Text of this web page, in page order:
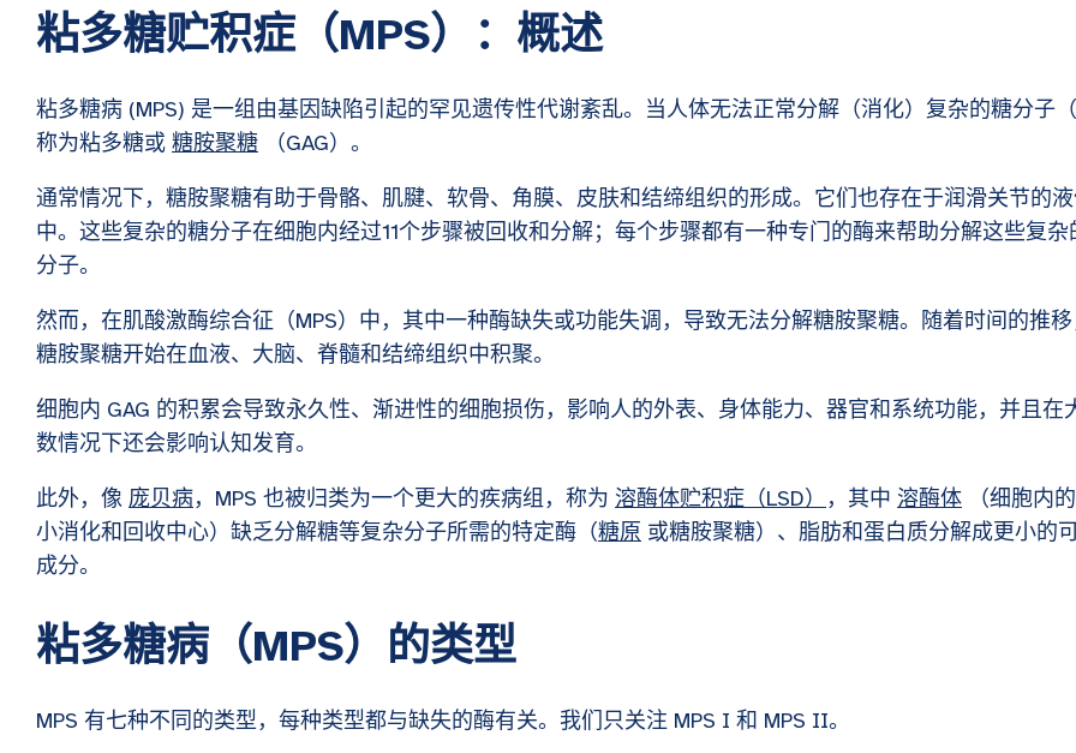
粘多糖贮积症（MPS）：概述
粘多糖病 (MPS) 是一组由基因缺陷引起的罕见遗传性代谢紊乱。当人体无法正常分解（消化）复杂的糖分子
称为粘多糖或 糖胺聚糖 （GAG）。
通常情况下，糖胺聚糖有助于骨骼、肌腱、软骨、角膜、皮肤和结缔组织的形成。它们也存在于润滑关节的
中。这些复杂的糖分子在细胞内经过11个步骤被回收和分解；每个步骤都有一种专门的酶来帮助分解这些复杂
分子。
然而，在肌酸激酶综合征（MPS）中，其中一种酶缺失或功能失调，导致无法分解糖胺聚糖。随着时间的推
糖胺聚糖开始在血液、大脑、脊髓和结缔组织中积聚。
细胞内 GAG 的积累会导致永久性、渐进性的细胞损伤，影响人的外表、身体能力、器官和系统功能，并且在
数情况下还会影响认知发育。
此外，像 庞贝病，MPS 也被归类为一个更大的疾病组，称为 溶酶体贮积症（LSD） ，其中 溶酶体 （细胞内
小消化和回收中心）缺乏分解糖等复杂分子所需的特定酶（糖原 或糖胺聚糖）、脂肪和蛋白质分解成更小的
成分。
粘多糖病（MPS）的类型
MPS 有七种不同的类型，每种类型都与缺失的酶有关。我们只关注 MPS I 和 MPS II。